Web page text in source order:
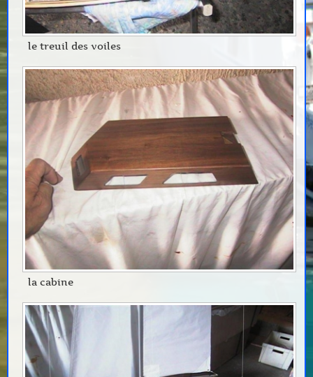
le treuil des voiles
la cabine